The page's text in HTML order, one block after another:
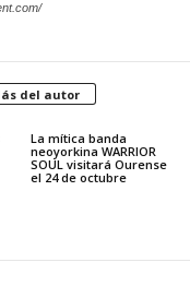
del autor
La mítica banda
neoyorkina WARRIOR
SOUL visitará Ourense
el 24 de octubre